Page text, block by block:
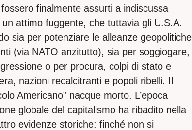
finalmente assurti a indiscussa
attimo fuggente, che tuttavia gli U.S.A.
sia per potenziare le alleanze geopolitiche
(via NATO anzitutto), sia per soggiogare,
o per procura, colpi di stato e
nazioni recalcitranti e popoli ribelli. Il
Americano” nacque morto. L’epoca
globale del capitalismo ha ribadito nella
evidenze storiche: finché non si